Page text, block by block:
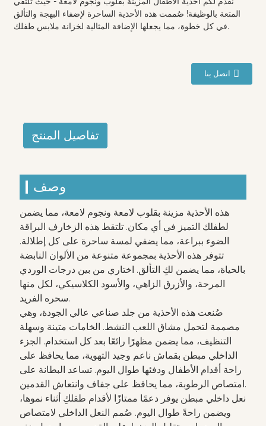
المتعة بالوظيفة! صُممت هذه الأحذية الساحرة لإضفاء البهجة والتألق
في كل خطوة، مما يجعلها الإضافة المثالية لخزانة ملابس طفلك.
اتصل بنا
تفاصيل المنتج
وصف
هذه الأحذية مزينة بقلوب لامعة ونجوم لامعة، مما يضمن
لطفلك التميز في أي مكان. تلتقط هذه الزخارف البراقة
الضوء ببراعة، مما يضفي لمسة ساحرة على كل إطلالة.
تتوفر هذه الأحذية بمجموعة متنوعة من الألوان النابضة
بالحياة، مما يضمن لكِ التألق. اختاري من بين درجات الوردي
المرحة، والأزرق الزاهي، والأسود الكلاسيكي، لكل منها
سحره الفريد.
صُنعت هذه الأحذية من جلد صناعي عالي الجودة، وهي
مصممة لتحمل مشاق اللعب النشط. الخامات متينة وسهلة
التنظيف، مما يضمن مظهرًا رائعًا بعد كل استخدام. الجزء
الداخلي مبطن بقماش ناعم وجيد التهوية، مما يحافظ على
راحة أقدام الأطفال ودفئها طوال اليوم. تساعد البطانة على
امتصاص الرطوبة، مما يحافظ على جفاف وانتعاش القدمين.
نعل داخلي مبطن يوفر دعمًا ممتازًا لأقدام طفلكِ أثناء نموها،
ويضمن راحةً طوال اليوم. صُمم النعل الداخلي لامتصاص